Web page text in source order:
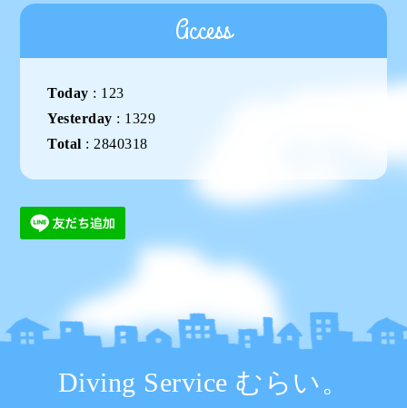
Access
Today : 123
Yesterday : 1329
Total : 2840318
Diving Service むらい。